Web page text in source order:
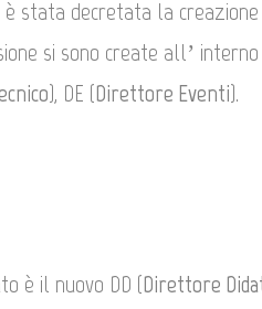
stata decretata la
si sono create all’
), DE (Direttore Eventi).
è il nuovo DD (Direttore